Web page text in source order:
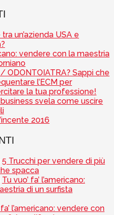
un’azienda USA e
vendere con la maestria
ODONTOIATRA? Sappi che
l’ECM per
la tua professione!
svela come uscire
2016
5 Trucchi per vendere di più
spacca
Tu vuo’ fa’ l’americano:
di un surfista
fa’ l’americano: vendere con